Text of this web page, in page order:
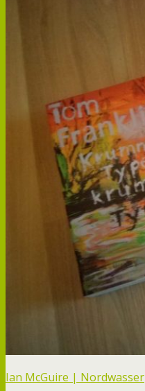
Ian McGuire | Nordwasser